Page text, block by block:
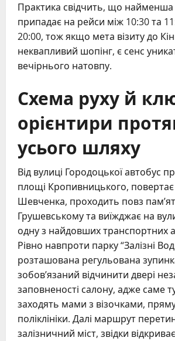
Практика свідчить, що найменша
припадає на рейси між 10:30 та
20:00, тож якщо мета візиту до
неквапливий шопінг, є сенс
вечірнього натовпу.
Схема руху й
орієнтири
усього шляху
Від вулиці Городоцької автобус
площі Кропивницького,
Шевченка, проходить повз
Грушевському та виїжджає на
одну з найдовших транспортних
Рівно навпроти парку “Залізні
розташована регульована
зобов’язаний відчинити двері
заповненості салону, адже саме
заходять мами з візочками,
поліклініки. Далі маршрут
залізничний міст, звідки